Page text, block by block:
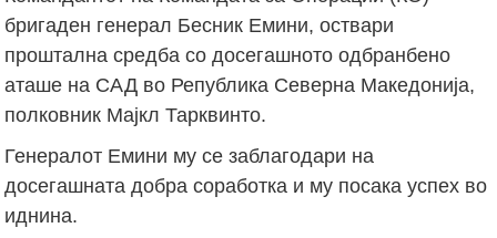
бригаден генерал Бесник Емини, оствари
проштална средба со досегашното одбранбено
аташе на САД во Република Северна Македонија,
полковник Мајкл Тарквинто.
Генералот Емини му се заблагодари на
досегашната добра соработка и му посака успех во
иднина.